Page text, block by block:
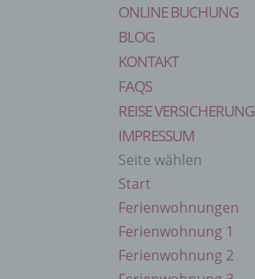
ONLINE BUCHUNG
BLOG
KONTAKT
FAQS
REISE VERSICHERUNG
IMPRESSUM
Seite wählen
Start
Ferienwohnungen
Ferienwohnung 1
Ferienwohnung 2